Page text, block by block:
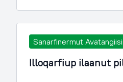
Sanarfinermut
Illoqarfiup ilaanut